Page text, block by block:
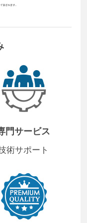
門サービス
術サポート